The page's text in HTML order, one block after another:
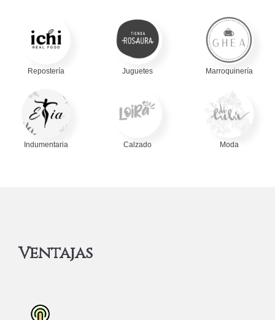
Repostería Juguetes Marroquinería
Indumentaria Calzado Moda
Ventajas